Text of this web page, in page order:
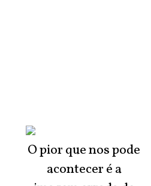
O pior que nos pode
acontecer é a